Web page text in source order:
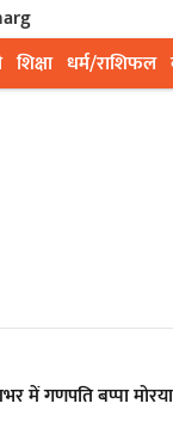
शिक्षा धर्म/राशिफल
गणपति बप्पा